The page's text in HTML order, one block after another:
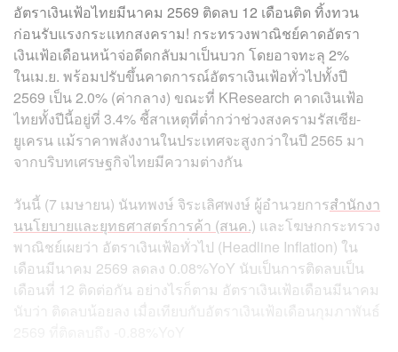
อัตราเงินเฟ้อไทยมีนาคม 2569 ติดลบ 12 เดือนติด ทิ้งทวน
ก่อนรับแรงกระแทกสงคราม! กระทรวงพาณิชย์คาดอัตรา
เงินเฟ้อเดือนหน้าจ่อดีดกลับมาเป็นบวก โดยอาจทะลุ 2%
ในเม.ย. พร้อมปรับขึ้นคาดการณ์อัตราเงินเฟ้อทั่วไปทั้งปี
2569 เป็น 2.0% (ค่ากลาง) ขณะที่ KResearch คาดเงินเฟ้อ
ไทยทั้งปีนี้อยู่ที่ 3.4% ชี้สาเหตุที่ต่ำกว่าช่วงสงครามรัสเซีย-
ยูเครน แม้ราคาพลังงานในประเทศจะสูงกว่าในปี 2565 มา
จากบริบทเศรษฐกิจไทยมีความต่างกัน
วันนี้ (7 เมษายน) นันทพงษ์ จิระเลิศพงษ์ ผู้อำนวยการสำนักงา
นนโยบายและยุทธศาสตร์การค้า (สนค.) และโฆษกกระทรวง
พาณิชย์เผยว่า อัตราเงินเฟ้อทั่วไป (Headline Inflation) ใน
เดือนมีนาคม 2569 ลดลง 0.08%YoY นับเป็นการติดลบเป็น
เดือนที่ 12 ติดต่อกัน อย่างไรก็ตาม อัตราเงินเฟ้อเดือนมีนาคม
นับว่า ติดลบน้อยลง เมื่อเทียบกับอัตราเงินเฟ้อเดือนกุมภาพันธ์